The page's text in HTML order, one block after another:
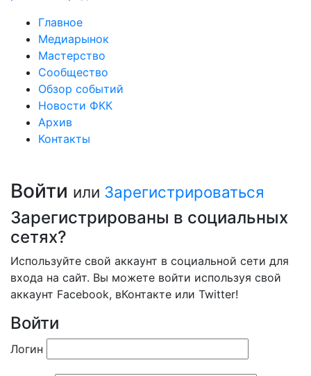
Главное
Медиарынок
Мастерство
Сообщество
Обзор событий
Новости ФКК
Архив
Контакты
Войти или Зарегистрироваться
Зарегистрированы в социальных
сетях?
Используйте свой аккаунт в социальной сети для
входа на сайт. Вы можете войти используя свой
аккаунт Facebook, вКонтакте или Twitter!
Войти
Логин